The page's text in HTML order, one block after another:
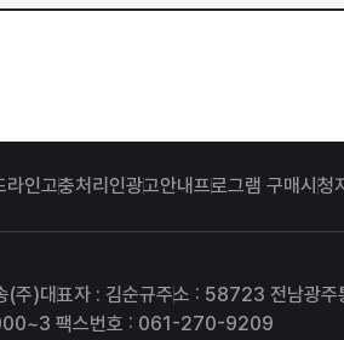
라인고충처리인광고안내프로그램 구매시청
(주)대표자 : 김순규주소 : 58723 전남광주
팩스번호 : 061-270-9209